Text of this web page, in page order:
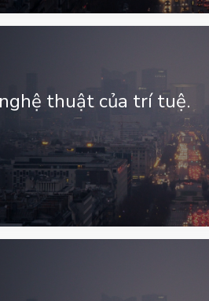
thuật của trí tuệ.